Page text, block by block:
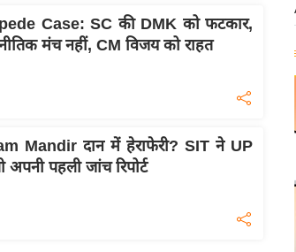
Case: SC की DMK को फटकार,
मंच नहीं, CM विजय को राहत
Mandir दान में हेराफेरी? SIT ने UP
अपनी पहली जांच रिपोर्ट